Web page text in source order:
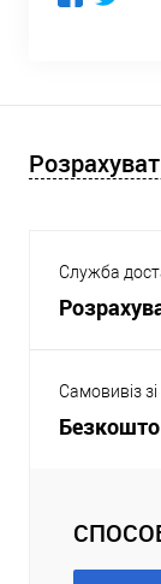
Служба
Самовивіз